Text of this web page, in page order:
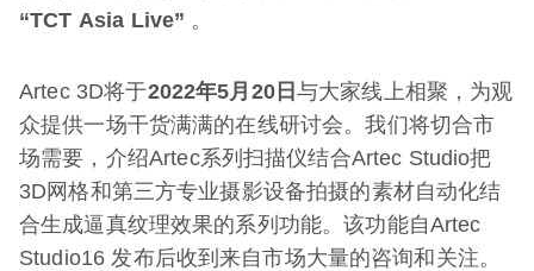
“TCT Asia Live” 。
Artec 3D将于2022年5月 20日与大家线上相聚，为观
众提供一场干货满满的在线研讨会。我们将切合市
场需要，介绍Artec系列扫描仪结合Artec Studio把
3D网格和第三方专业摄影设备拍摄的素材自动化结
合生成逼真纹理效果的系列功能。该功能自Artec
Studio16 发布后收到来自市场大量的咨询和关注。